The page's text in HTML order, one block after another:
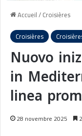
Accueil/Croisières
Croisières
Nuovo
in
linea
28 novembre 2025